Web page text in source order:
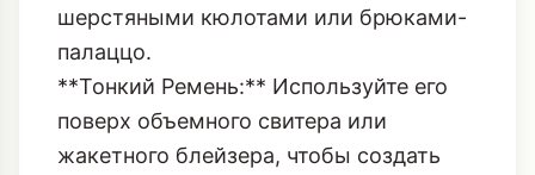
шерстяными кюлотами или брюками-
палаццо.
**Тонкий Ремень:** Используйте его
поверх объемного свитера или
жакетного блейзера, чтобы создать